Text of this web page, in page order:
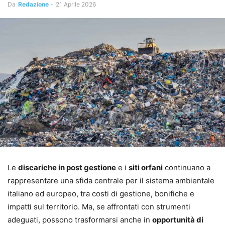
Da Redazione - 21 Aprile 2026
Le discariche in post gestione e i siti orfani continuano a
rappresentare una sfida centrale per il sistema ambientale
italiano ed europeo, tra costi di gestione, bonifiche e
impatti sul territorio. Ma, se affrontati con strumenti
adeguati, possono trasformarsi anche in opportunità di